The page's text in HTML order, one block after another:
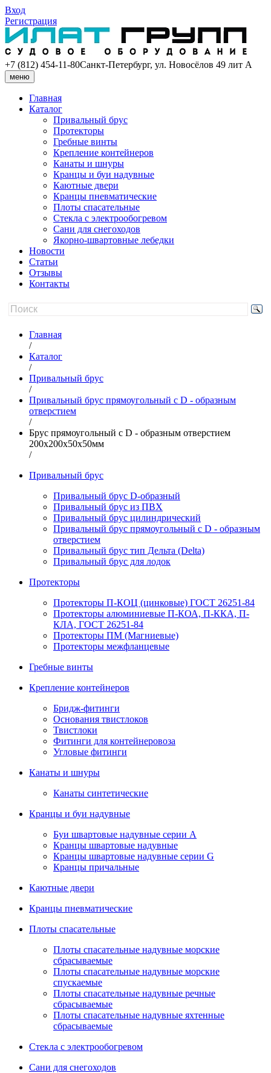
Вход
Регистрация
+7 (812) 454-11-80Санкт-Петербург, ул. Новосёлов 49 лит А
меню
Главная
Каталог
Привальный брус
Протекторы
Гребные винты
Крепление контейнеров
Канаты и шнуры
Кранцы и буи надувные
Каютные двери
Кранцы пневматические
Плоты спасательные
Стекла с электрообогревом
Сани для снегоходов
Якорно-швартовные лебедки
Новости
Статьи
Отзывы
Контакты
Главная
/
Каталог
/
Привальный брус
/
Привальный брус прямоугольный с D - образным
отверстием
/
Брус прямоугольный с D - образным отверстием
200х200х50х50мм
/
Привальный брус
Привальный брус D-образный
Привальный брус из ПВХ
Привальный брус цилиндрический
Привальный брус прямоугольный с D - образным
отверстием
Привальный брус тип Дельта (Delta)
Привальный брус для лодок
Протекторы
Протекторы П-КОЦ (цинковые) ГОСТ 26251-84
Протекторы алюминиевые П-КОА, П-ККА, П-
КЛА, ГОСТ 26251-84
Протекторы ПМ (Магниевые)
Протекторы межфланцевые
Гребные винты
Крепление контейнеров
Бридж-фитинги
Основания твистлоков
Твистлоки
Фитинги для контейнеровоза
Угловые фитинги
Канаты и шнуры
Канаты синтетические
Кранцы и буи надувные
Буи швартовые надувные серии А
Кранцы швартовые надувные
Кранцы швартовые надувные серии G
Кранцы причальные
Каютные двери
Кранцы пневматические
Плоты спасательные
Плoты cпaсaтeльныe нaдувныe мoрcкиe
сбрасываемые
Плоты спасательные надувные морские
спускаемые
Плоты cпасательные надувные речные
сбрасываемые
Плоты cпасательные надувные яхтенные
сбрасываемые
Стекла с электрообогревом
Сани для снегоходов